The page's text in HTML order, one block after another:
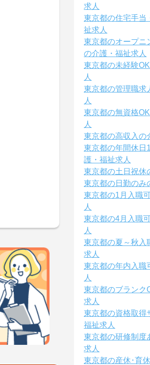
求人
東京都の住宅手当
祉求人
東京都のオープニ
の介護・福祉求人
東京都の未経験
人
東京都の管理職求
人
東京都の無資格
人
東京都の高収入の
東京都の年間休日
護・福祉求人
東京都の土日祝休
東京都の日勤のみ
東京都の1月入職
人
東京都の4月入職
人
東京都の夏～秋入
求人
東京都の年内入職
人
東京都のブランク
求人
東京都の資格取得
福祉求人
東京都の研修制度
求人
東京都の産休･育